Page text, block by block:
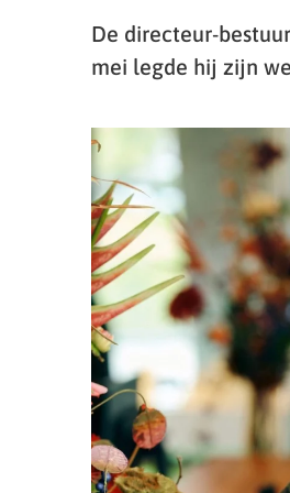
De directeur-
mei legde hij zijn